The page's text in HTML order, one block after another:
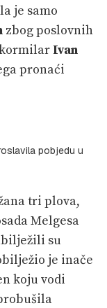
je samo
zbog poslovnih
kormilar Ivan
pronaći
pobjedu u
tri plova,
Melgesa
su
je inače
koju vodi